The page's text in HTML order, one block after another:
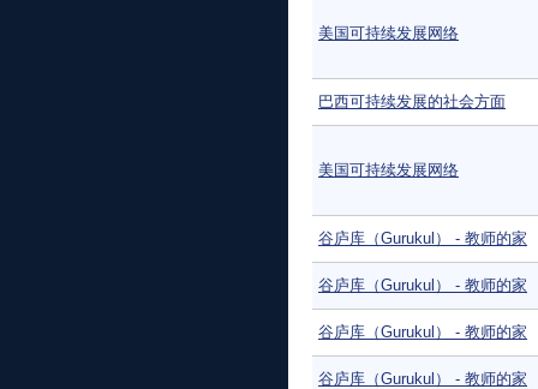
美国可持续发展网络
巴西可持续发展的社会方面
美国可持续发展网络
谷庐库（Gurukul） - 教师的家
谷庐库（Gurukul） - 教师的家
谷庐库（Gurukul） - 教师的家
谷庐库（Gurukul） - 教师的家